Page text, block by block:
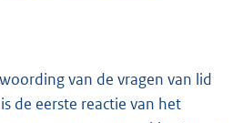
van de vragen van lid
de eerste reactie van het